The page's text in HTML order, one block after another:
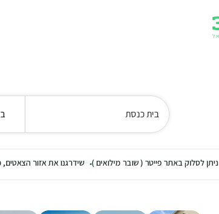
בית כנסת
ניתן לסלוק באתר פייטר ( שובר מילואים ) שידרגנו את אזור